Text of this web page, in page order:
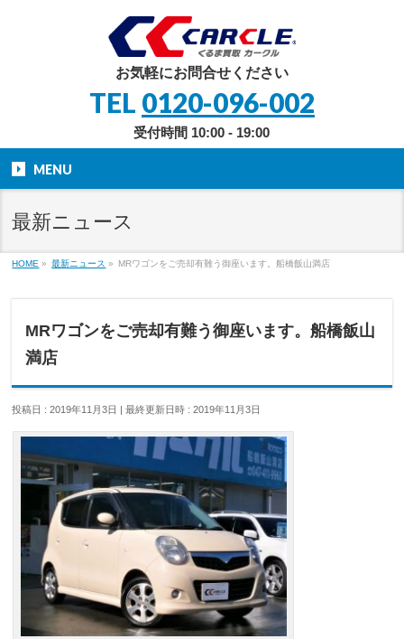
お気軽にお問合せください
TEL 0120-096-002
受付時間 10:00 - 19:00
MENU
最新ニュース
HOME » 最新ニュース » MRワゴンをご売却有難う御座います。船橋飯山満店
MRワゴンをご売却有難う御座います。船橋飯山
満店
投稿日 : 2019年11月3日 最終更新日時 : 2019年11月3日